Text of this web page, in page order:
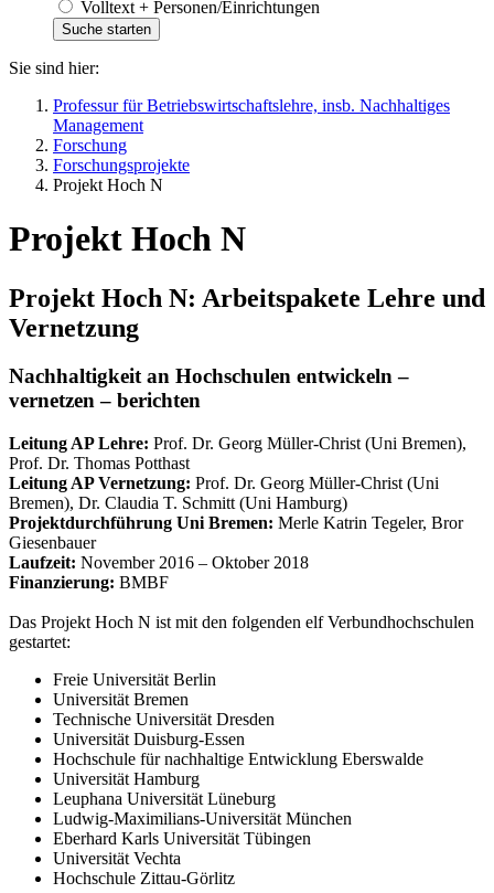
Volltext + Personen/Einrichtungen
Sie sind hier:
Professur für Betriebswirtschaftslehre, insb. Nachhaltiges
Management
Forschung
Forschungsprojekte
Projekt Hoch N
Projekt Hoch N
Projekt Hoch N: Arbeitspakete Lehre und
Vernetzung
Nachhaltigkeit an Hochschulen entwickeln –
vernetzen – berichten
Leitung AP Lehre: Prof. Dr. Georg Müller-Christ (Uni Bremen),
Prof. Dr. Thomas Potthast
Leitung AP Vernetzung: Prof. Dr. Georg Müller-Christ (Uni
Bremen), Dr. Claudia T. Schmitt (Uni Hamburg)
Projektdurchführung Uni Bremen: Merle Katrin Tegeler, Bror
Giesenbauer
Laufzeit: November 2016 – Oktober 2018
Finanzierung: BMBF
Das Projekt Hoch N ist mit den folgenden elf Verbundhochschulen
gestartet:
Freie Universität Berlin
Universität Bremen
Technische Universität Dresden
Universität Duisburg-Essen
Hochschule für nachhaltige Entwicklung Eberswalde
Universität Hamburg
Leuphana Universität Lüneburg
Ludwig-Maximilians-Universität München
Eberhard Karls Universität Tübingen
Universität Vechta
Hochschule Zittau-Görlitz